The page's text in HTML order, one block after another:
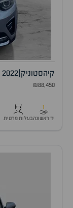
קיהסטוניק 2022
₪88,450
1
יד ראשונהבעלות פרטית